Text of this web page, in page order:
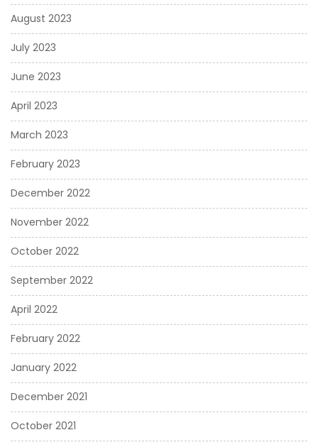
August 2023
July 2023
June 2023
April 2023
March 2023
February 2023
December 2022
November 2022
October 2022
September 2022
April 2022
February 2022
January 2022
December 2021
October 2021